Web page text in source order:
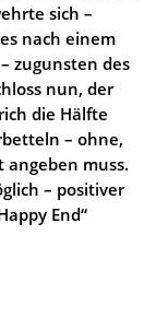
sich –
nach einem
zugunsten des
nun, der
die Hälfte
– ohne,
angeben muss.
– positiver
End“